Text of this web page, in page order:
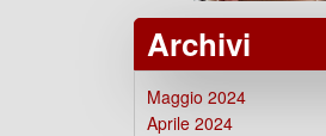
Archivi
Maggio 2024
Aprile 2024